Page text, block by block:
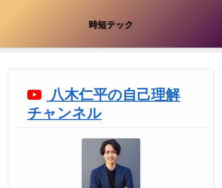
時短テック
八木仁平の自己理解
チャンネル